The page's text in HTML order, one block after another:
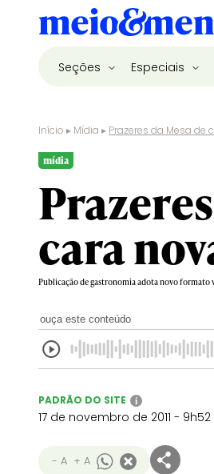
Seções Especiais
Início ▸ Mídia ▸ Prazeres da Mesa de
mídia
cara
Publicação de gastronomia adota novo formato
ouça este conteúdo
PADRÃO DO SITE i
17 de novembro de 2011 - 9h52
- A + A